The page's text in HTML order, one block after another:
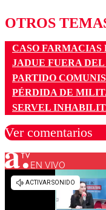
OTROS
CASO FARMACIAS
JADUE FUERA DEL
PARTIDO
PÉRDIDA DE
SERVEL
Ver comentarios
Los comentarios
EN VIVO